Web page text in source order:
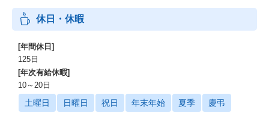
休日・休暇
[年間休日]
125日
[年次有給休暇]
10～20日
土曜日 日曜日 祝日 年末年始 夏季 慶弔